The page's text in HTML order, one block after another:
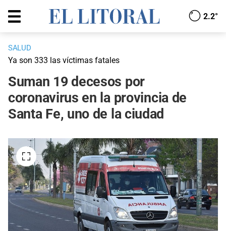
2.2°
SALUD
Ya son 333 las víctimas fatales
Suman 19 decesos por
coronavirus en la provincia de
Santa Fe, uno de la ciudad